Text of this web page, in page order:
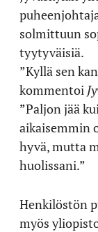
solmittuun
tyytyväisiä.
”Kyllä sen
kommentoi
”Paljon jää
aikaisemmin
hyvä, mutta
huolissani.”
Henkilöstön
myös